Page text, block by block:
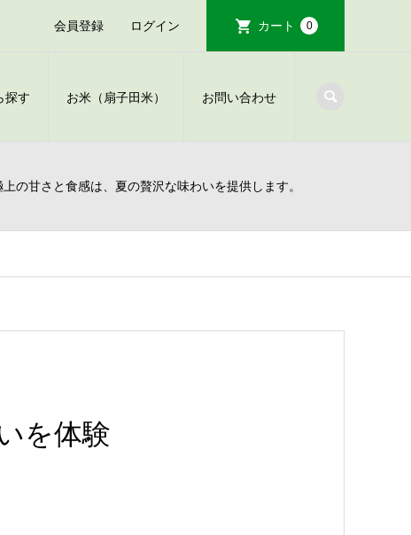
会員登録 ログイン カート 0
探す お米（扇子田米） お問い合わせ
の甘さと食感は、夏の贅沢な味わいを提供します。
を体験